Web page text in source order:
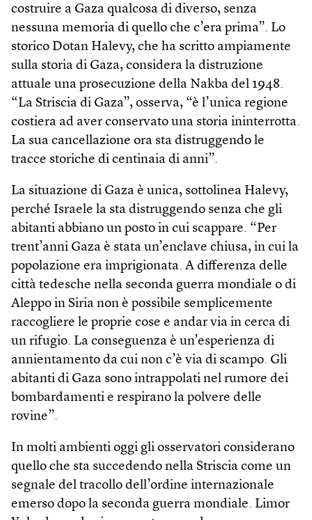
costruire a Gaza qualcosa di diverso, senza
nessuna memoria di quello che c’era prima”. Lo
storico Dotan Halevy, che ha scritto ampiamente
sulla storia di Gaza, considera la distruzione
attuale una prosecuzione della Nakba del 1948.
“La Striscia di Gaza”, osserva, “è l’unica regione
costiera ad aver conservato una storia ininterrotta.
La sua cancellazione ora sta distruggendo le
tracce storiche di centinaia di anni”.
La situazione di Gaza è unica, sottolinea Halevy,
perché Israele la sta distruggendo senza che gli
abitanti abbiano un posto in cui scappare. “Per
trent’anni Gaza è stata un’enclave chiusa, in cui la
popolazione era imprigionata. A differenza delle
città tedesche nella seconda guerra mondiale o di
Aleppo in Siria non è possibile semplicemente
raccogliere le proprie cose e andar via in cerca di
un rifugio. La conseguenza è un’esperienza di
annientamento da cui non c’è via di scampo. Gli
abitanti di Gaza sono intrappolati nel rumore dei
bombardamenti e respirano la polvere delle
rovine”.
In molti ambienti oggi gli osservatori considerano
quello che sta succedendo nella Striscia come un
segnale del tracollo dell’ordine internazionale
emerso dopo la seconda guerra mondiale. Limor